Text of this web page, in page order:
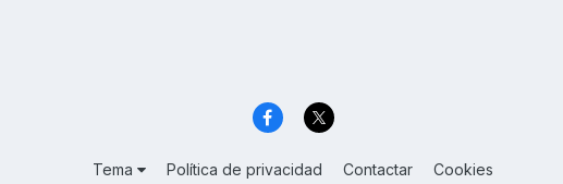
Tema Política de privacidad Contactar Cookies